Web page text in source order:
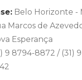
Belo Horizonte -
Marcos de
Esperança
9 8794-8872 / (31)